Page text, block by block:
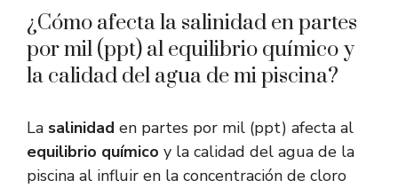
¿Cómo afecta la salinidad en partes
por mil (ppt) al equilibrio químico y
la calidad del agua de mi piscina?
La salinidad en partes por mil (ppt) afecta al
equilibrio químico y la calidad del agua de la
piscina al influir en la concentración de cloro